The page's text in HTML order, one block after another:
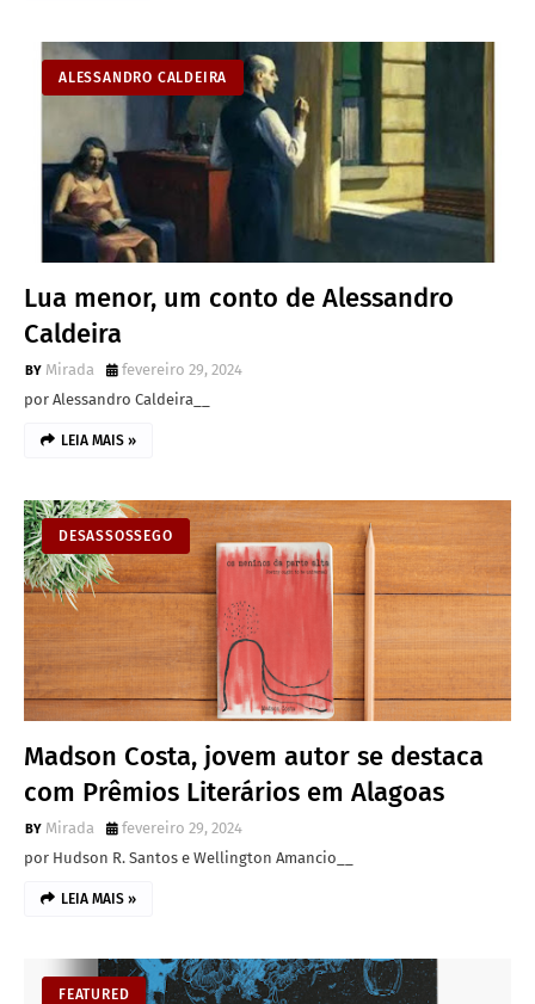
ALESSANDRO CALDEIRA
Lua menor, um conto de Alessandro
Caldeira
Mirada
fevereiro 29, 2024
por Alessandro Caldeira__
LEIA MAIS »
DESASSOSSEGO
Madson Costa, jovem autor se destaca
com Prêmios Literários em Alagoas
Mirada
fevereiro 29, 2024
por Hudson R. Santos e Wellington Amancio__
LEIA MAIS »
FEATURED